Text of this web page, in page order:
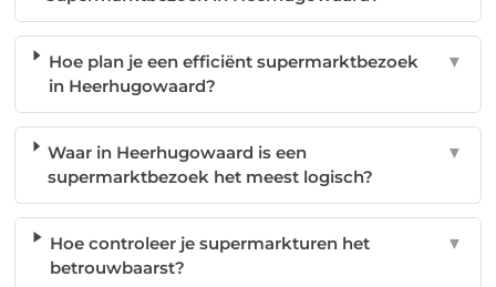
Hoe plan je een efficiënt supermarktbezoek
in Heerhugowaard?
▼
Waar in Heerhugowaard is een
supermarktbezoek het meest logisch?
▼
Hoe controleer je supermarkturen het
betrouwbaarst?
▼